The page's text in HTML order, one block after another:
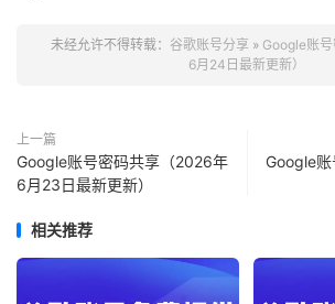
未经允许不得转载： 谷歌账号分享 » Google账
6月24日最新更新）
上一篇
Google账号密码共享（2026年
6月23日最新更新）
Google
相关推荐